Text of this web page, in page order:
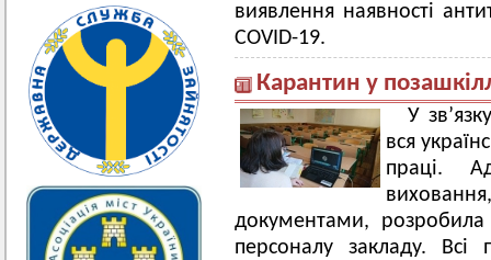
виявлення наявності
COVID-19.
Карантин у
У
вся
праці.
документами, розробила
персоналу закладу.